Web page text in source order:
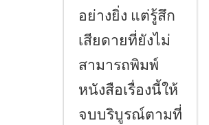
อย่างยิ่ง แต่รู้สึก
เสียดายที่ยังไม่
สามารถพิมพ์
หนังสือเรื่องนี้ให้
จบบริบูรณ์ตามที่